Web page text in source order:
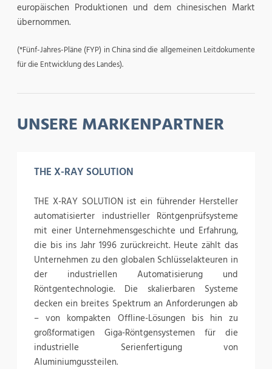
europäischen Produktionen und dem chinesischen Markt
übernommen.
(*Fünf-Jahres-Pläne (FYP) in China sind die allgemeinen Leitdokumente
für die Entwicklung des Landes).
UNSERE MARKENPARTNER
THE X-RAY SOLUTION
THE X-RAY SOLUTION ist ein führender Hersteller
automatisierter industrieller Röntgenprüfsysteme
mit einer Unternehmensgeschichte und Erfahrung,
die bis ins Jahr 1996 zurückreicht. Heute zählt das
Unternehmen zu den globalen Schlüsselakteuren in
der industriellen Automatisierung und
Röntgentechnologie. Die skalierbaren Systeme
decken ein breites Spektrum an Anforderungen ab
– von kompakten Offline-Lösungen bis hin zu
großformatigen Giga-Röntgensystemen für die
industrielle Serienfertigung von
Aluminiumgussteilen.